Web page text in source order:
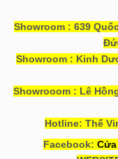
Showroom : 639
Showroom : Kinh
Showrooom : Lê
Hotline: Thế
Facebook: